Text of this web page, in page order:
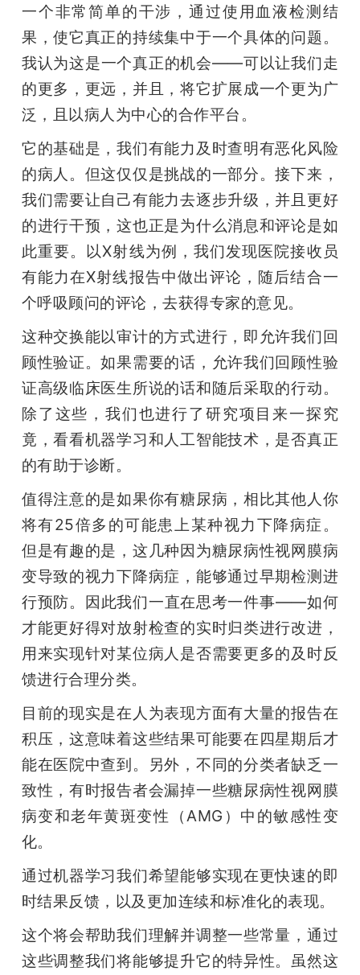
一个非常简单的干涉，通过使用血液检测结
果，使它真正的持续集中于一个具体的问题。
我认为这是一个真正的机会——可以让我们走
的更多，更远，并且，将它扩展成一个更为广
泛，且以病人为中心的合作平台。
它的基础是，我们有能力及时查明有恶化风险
的病人。但这仅仅是挑战的一部分。接下来，
我们需要让自己有能力去逐步升级，并且更好
的进行干预，这也正是为什么消息和评论是如
此重要。以X射线为例，我们发现医院接收员
有能力在X射线报告中做出评论，随后结合一
个呼吸顾问的评论，去获得专家的意见。
这种交换能以审计的方式进行，即允许我们回
顾性验证。如果需要的话，允许我们回顾性验
证高级临床医生所说的话和随后采取的行动。
除了这些，我们也进行了研究项目来一探究
竟，看看机器学习和人工智能技术，是否真正
的有助于诊断。
值得注意的是如果你有糖尿病，相比其他人你
将有25倍多的可能患上某种视力下降病症。
但是有趣的是，这几种因为糖尿病性视网膜病
变导致的视力下降病症，能够通过早期检测进
行预防。因此我们一直在思考一件事——如何
才能更好得对放射检查的实时归类进行改进，
用来实现针对某位病人是否需要更多的及时反
馈进行合理分类。
目前的现实是在人为表现方面有大量的报告在
积压，这意味着这些结果可能要在四星期后才
能在医院中查到。另外，不同的分类者缺乏一
致性，有时报告者会漏掉一些糖尿病性视网膜
病变和老年黄斑变性（AMG）中的敏感性变
化。
通过机器学习我们希望能够实现在更快速的即
时结果反馈，以及更加连续和标准化的表现。
这个将会帮助我们理解并调整一些常量，通过
这些调整我们将能够提升它的特异性。虽然这